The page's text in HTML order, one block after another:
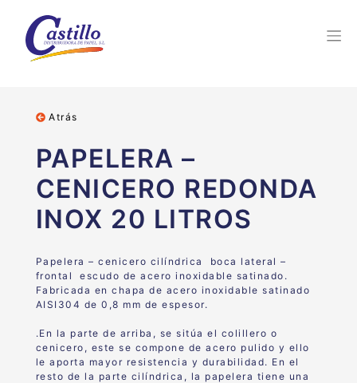
Atrás
PAPELERA –
CENICERO REDONDA
INOX 20 LITROS
Papelera – cenicero cilíndrica boca lateral –
frontal escudo de acero inoxidable satinado .
Fabricada en chapa de acero inoxidable satinado
AISI304 de 0,8 mm de espesor.
.En la parte de arriba, se sitúa el colillero o
cenicero, este se compone de acero pulido y ello
le aporta mayor resistencia y durabilidad. En el
resto de la parte cilíndrica, la papelera tiene una